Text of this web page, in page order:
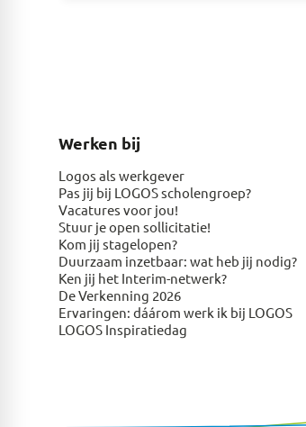
Werken bij
Logos als werkgever
Pas jij bij LOGOS scholengroep?
Vacatures voor jou!
Stuur je open sollicitatie!
Kom jij stagelopen?
Duurzaam inzetbaar: wat heb jij nodig?
Ken jij het Interim-netwerk?
De Verkenning 2026
Ervaringen: dáárom werk ik bij LOGOS
LOGOS Inspiratiedag